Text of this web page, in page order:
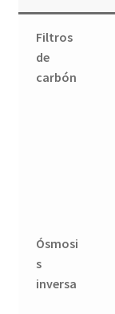
Filtros
de
carbón
Ósmosi
s
inversa